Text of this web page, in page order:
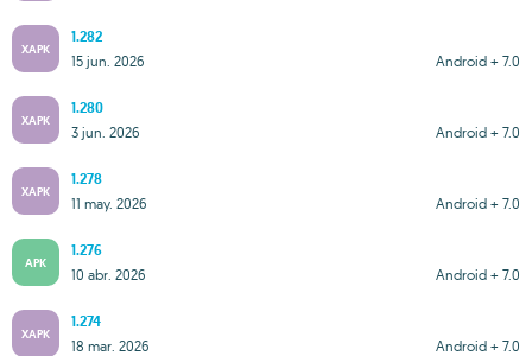
XAPK
1.282
Android + 7.0
15 jun. 2026
XAPK
1.280
Android + 7.0
3 jun. 2026
XAPK
1.278
Android + 7.0
11 may. 2026
APK
1.276
Android + 7.0
10 abr. 2026
XAPK
1.274
Android + 7.0
18 mar. 2026